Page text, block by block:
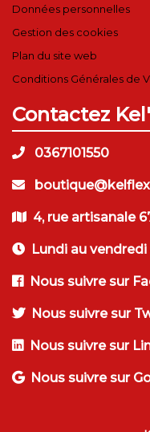
Données personnelles
Gestion des cookies
Plan du site web
Conditions Générales de
Contactez
0367101550
4, rue artisanale
Lundi au vendredi
Nous suivre sur
Nous suivre sur
Nous suivre sur
Nous suivre sur